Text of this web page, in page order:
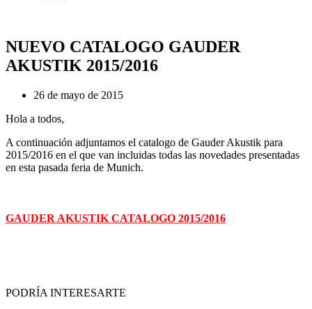
NUEVO CATALOGO GAUDER
AKUSTIK 2015/2016
26 de mayo de 2015
Hola a todos,
A continuación adjuntamos el catalogo de Gauder Akustik para
2015/2016 en el que van incluidas todas las novedades presentadas
en esta pasada feria de Munich.
GAUDER AKUSTIK CATALOGO 2015/2016
PODRÍA INTERESARTE